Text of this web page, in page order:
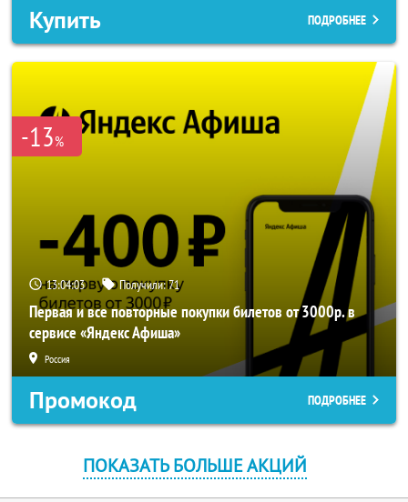
Купить ПОДРОБНЕЕ
-13%
13:04:01 Получили:71
Первая и все повторные покупки билетов от 3000р. в
сервисе «Яндекс Афиша»
Россия
Промокод ПОДРОБНЕЕ
ПОКАЗАТЬ БОЛЬШЕ АКЦИЙ